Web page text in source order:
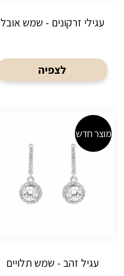
עגילי זרקונים - שמש אובל
לצפיה
מוצר חדש
עגיל זהב - שמש תלויים